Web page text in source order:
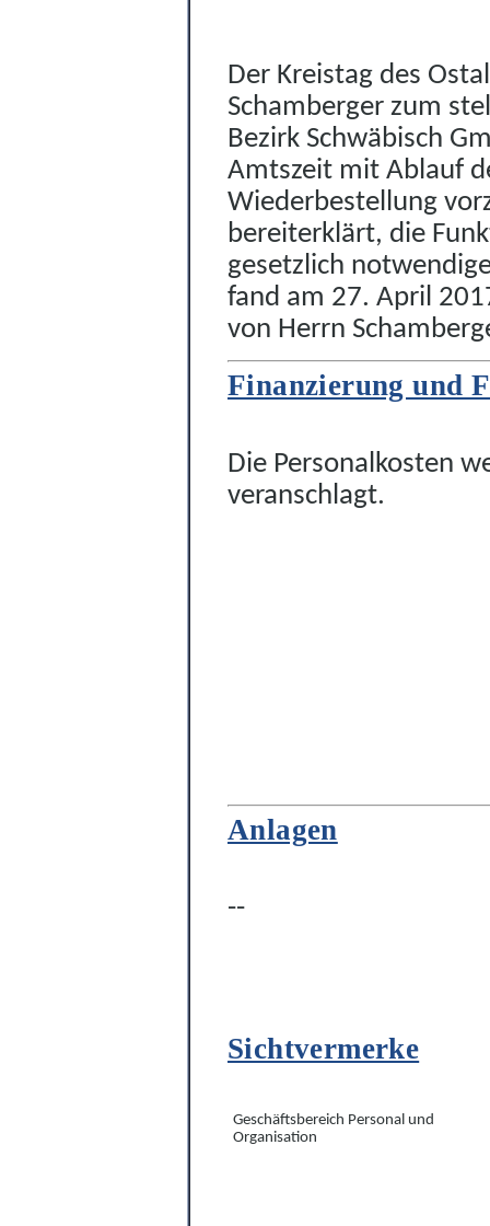
Der Kreistag des
Schamberger zum
Bezirk Schwäbisch
Amtszeit mit Ablauf
Wiederbestellung
bereiterklärt, die
gesetzlich
fand am 27. April
von Herrn
Finanzierung und
Die Personalkosten
veranschlagt.
Anlagen
--
Sichtvermerke
Geschäftsbereich Personal und
Organisation